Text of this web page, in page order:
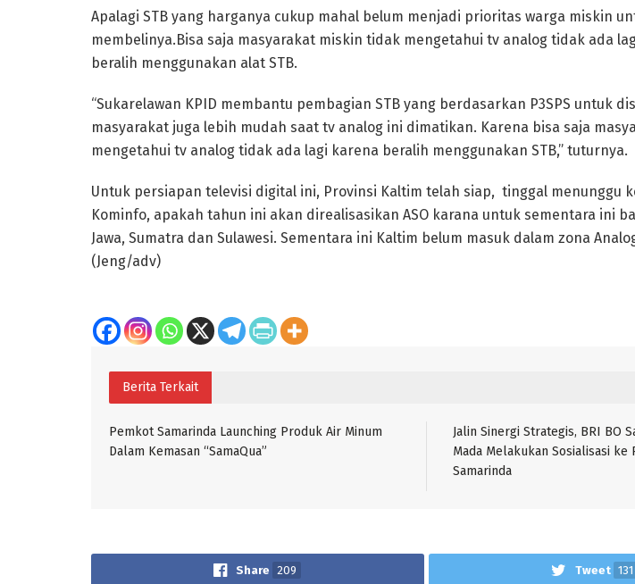
Apalagi STB yang harganya cukup mahal belum menjadi prioritas warga miskin
membelinya.Bisa saja masyarakat miskin tidak mengetahui tv analog tidak ada
beralih menggunakan alat STB.
“Sukarelawan KPID membantu pembagian STB yang berdasarkan P3SPS untuk
masyarakat juga lebih mudah saat tv analog ini dimatikan. Karena bisa saja
mengetahui tv analog tidak ada lagi karena beralih menggunakan STB,” tuturnya.
Untuk persiapan televisi digital ini, Provinsi Kaltim telah siap, tinggal menunggu
Kominfo, apakah tahun ini akan direalisasikan ASO karana untuk sementara ini
Jawa, Sumatra dan Sulawesi. Sementara ini Kaltim belum masuk dalam zona
(Jeng/adv)
Berita Terkait
Pemkot Samarinda Launching Produk Air Minum
Dalam Kemasan “SamaQua”
Jalin Sinergi Strategis, BRI BO
Mada Melakukan Sosialisasi ke
Samarinda
Share 209 Tweet 131